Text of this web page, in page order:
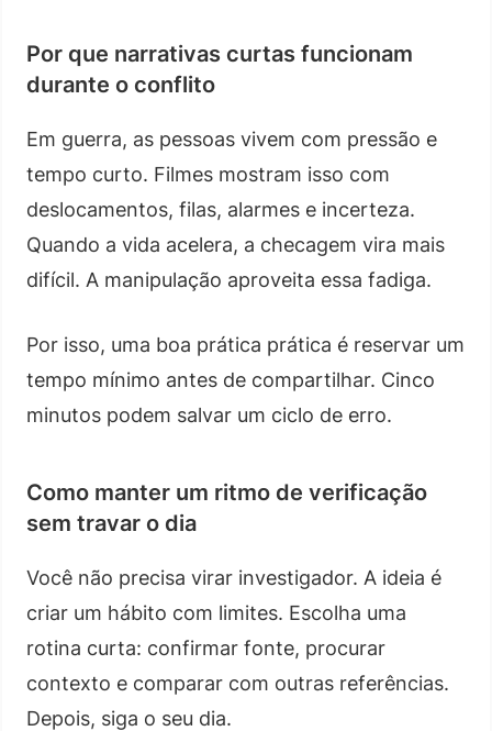
Por que narrativas curtas funcionam
durante o conflito
Em guerra, as pessoas vivem com pressão e
tempo curto. Filmes mostram isso com
deslocamentos, filas, alarmes e incerteza.
Quando a vida acelera, a checagem vira mais
difícil. A manipulação aproveita essa fadiga.
Por isso, uma boa prática prática é reservar um
tempo mínimo antes de compartilhar. Cinco
minutos podem salvar um ciclo de erro.
Como manter um ritmo de verificação
sem travar o dia
Você não precisa virar investigador. A ideia é
criar um hábito com limites. Escolha uma
rotina curta: confirmar fonte, procurar
contexto e comparar com outras referências.
Depois, siga o seu dia.